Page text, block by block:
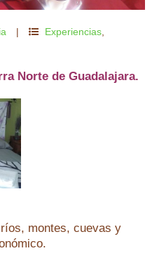
Experiencias
Norte de Guadalajara.
montes, cuevas y